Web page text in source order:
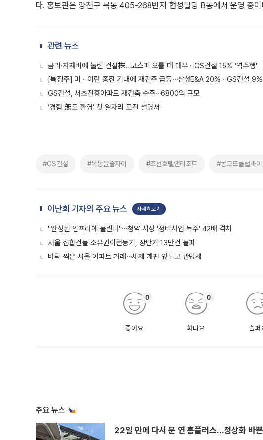
다. 홍보관은 양천구 목동 405-268번지 협성빌딩 B동에서 운영 중이
관련 뉴스
금리·자재비에 눌린 건설株…코스피 오를 때 대우ㆍGS건설 15% ‘역주행’
[특징주] 미ㆍ이란 종전 기대에 재건주 급등⋯삼성E&A 20%ㆍGS건설
GS건설, 서초진흥아파트 재건축 수주⋯6800억 규모
‘경험 無도 환영’ 첫 일자리 도전 설명서
#GS건설 #목동윤슬자이 #조선호텔앤리조트 #콩코드클럽바이
이난희 기자의 주요 뉴스 자세히보기
"완성된 인프라에 몰린다"⋯청약 시장 '정비사업 독주' 42배 격차
서울 집합건물 소유권이전등기, 상반기 13만건 돌파
바닥 찍은 서울 아파트 거래⋯세제 개편 앞두고 관망세
좋아요
0
화나요
0
슬퍼
주요 뉴스
22일 만에 다시 문 연 홈플러스…정상화 바